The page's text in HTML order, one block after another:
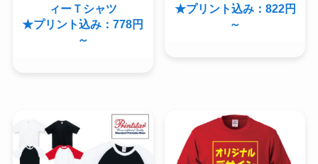
ィーＴシャツ
★プリント込み：778円
～
★プリント込み：822円
～